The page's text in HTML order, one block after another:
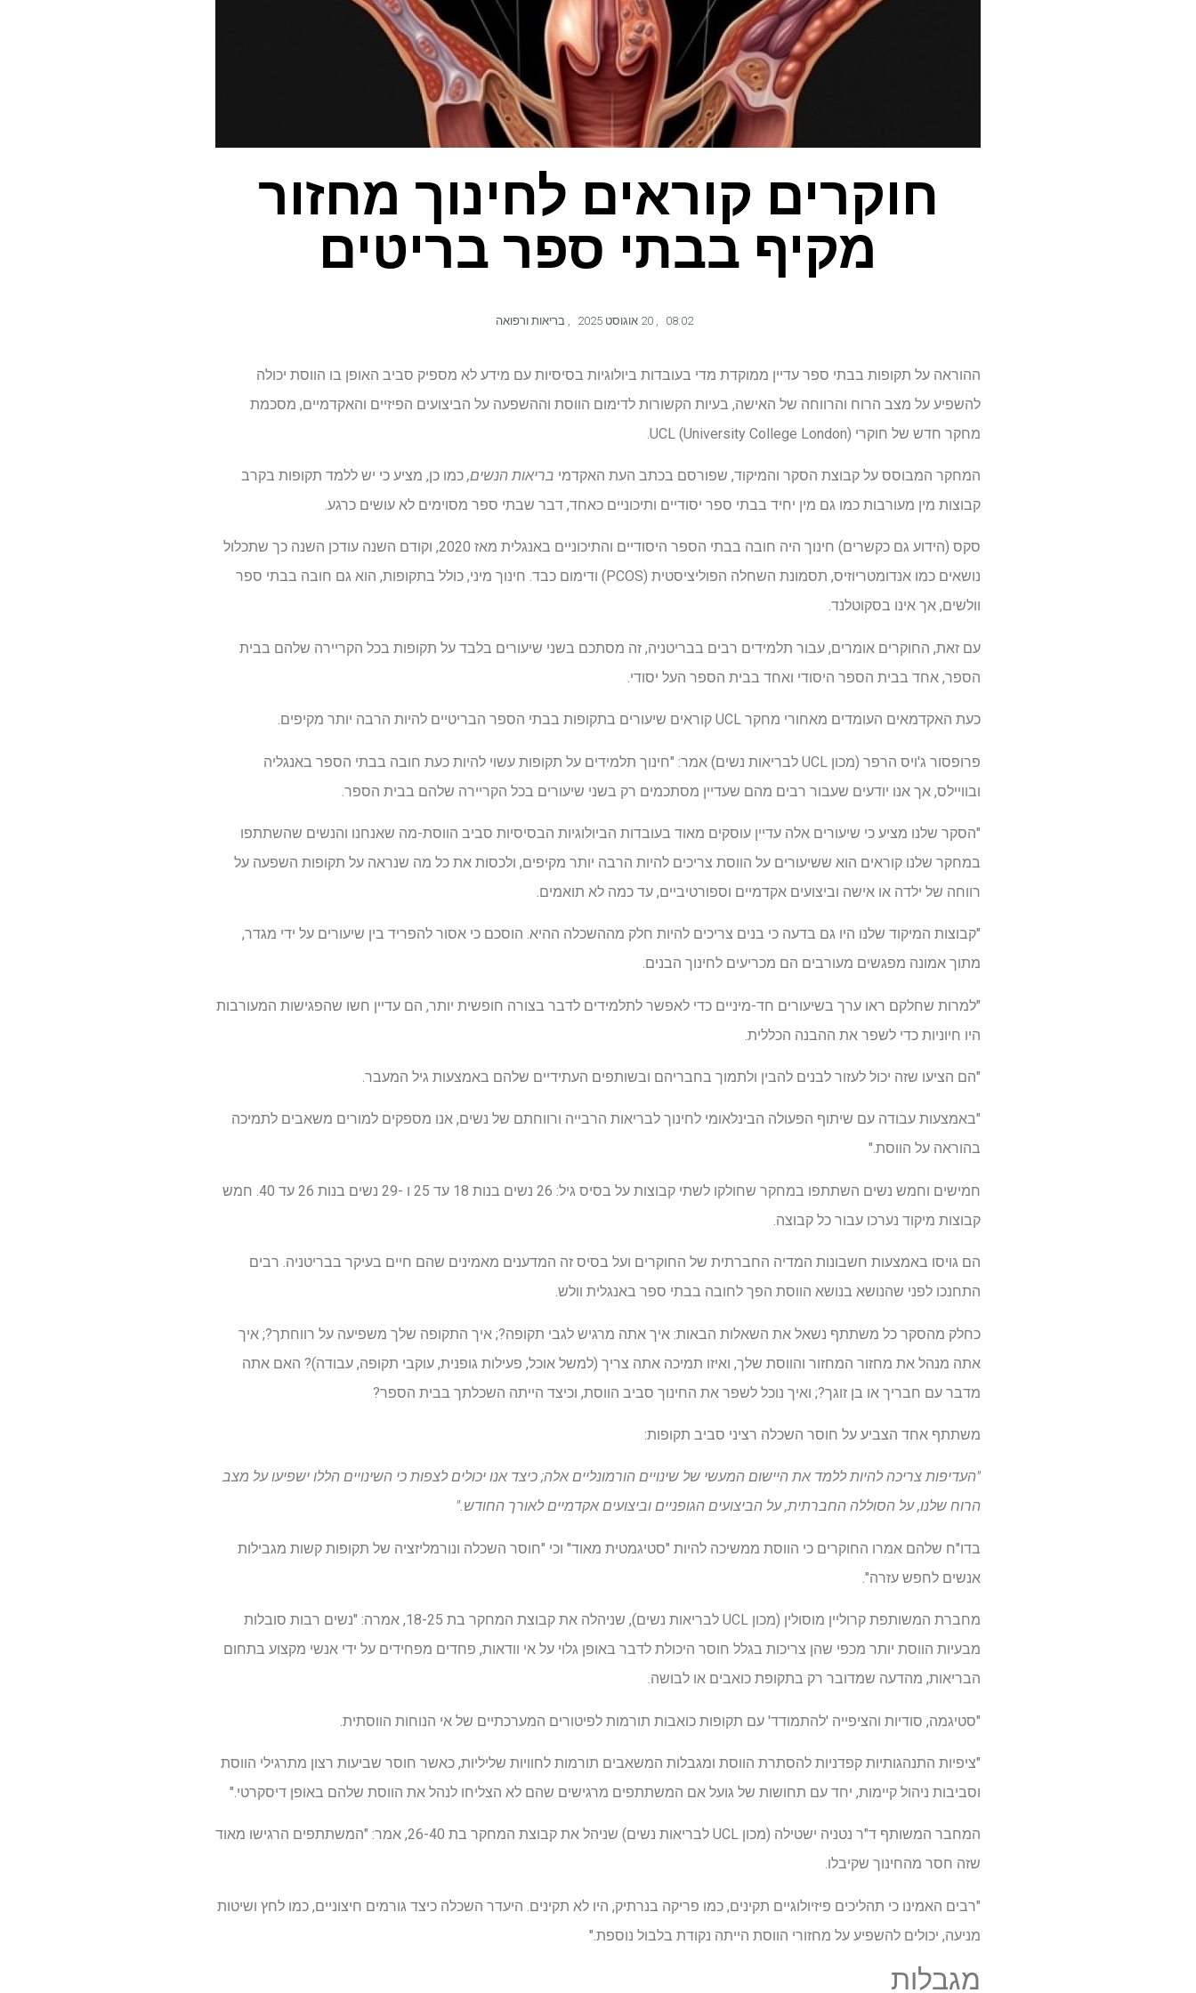
חוקרים קוראים לחינוך מחזור
מקיף בבתי ספר בריטים
08:02
,
, בריאות ורפואה
ההוראה על תקופות בבתי ספר עדיין ממוקדת מדי בעובדות ביולוגיות בסיסיות עם מידע לא מספיק סביב האופן בו הווסת יכולה
להשפיע על מצב הרוח והרווחה של האישה, בעיות הקשורות לדימום הווסת וההשפעה על הביצועים הפיזיים והאקדמיים, מסכמת
מחקר חדש של חוקרי UCL (University College London).
המחקר המבוסס על קבוצת הסקר והמיקוד, שפורסם בכתב העת האקדמי בריאות הנשים, כמו כן, מציע כי יש ללמד תקופות בקרב
קבוצות מין מעורבות כמו גם מין יחיד בבתי ספר יסודיים ותיכוניים כאחד, דבר שבתי ספר מסוימים לא עושים כרגע.
סקס (הידוע גם כקשרים) חינוך היה חובה בבתי הספר היסודיים והתיכוניים באנגלית מאז 2020, וקודם השנה עודכן השנה כך שתכלול
נושאים כמו אנדומטריוזיס, תסמונת השחלה הפוליציסטית (PCOS) ודימום כבד. חינוך מיני, כולל בתקופות, הוא גם חובה בבתי ספר
וולשים, אך אינו בסקוטלנד.
עם זאת, החוקרים אומרים, עבור תלמידים רבים בבריטניה, זה מסתכם בשני שיעורים בלבד על תקופות בכל הקריירה שלהם בבית
הספר, אחד בבית הספר היסודי ואחד בבית הספר העל יסודי.
כעת האקדמאים העומדים מאחורי מחקר UCL קוראים שיעורים בתקופות בבתי הספר הבריטיים להיות הרבה יותר מקיפים.
פרופסור ג'ויס הרפר (מכון UCL לבריאות נשים) אמר: "חינוך תלמידים על תקופות עשוי להיות כעת חובה בבתי הספר באנגליה
ובוויילס, אך אנו יודעים שעבור רבים מהם שעדיין מסתכמים רק בשני שיעורים בכל הקריירה שלהם בבית הספר.
"הסקר שלנו מציע כי שיעורים אלה עדיין עוסקים מאוד בעובדות הביולוגיות הבסיסיות סביב הווסת-מה שאנחנו והנשים שהשתתפו
במחקר שלנו קוראים הוא ששיעורים על הווסת צריכים להיות הרבה יותר מקיפים, ולכסות את כל מה שנראה על תקופות השפעה על
רווחה של ילדה או אישה וביצועים אקדמיים וספורטיביים, עד כמה לא תואמים.
"קבוצות המיקוד שלנו היו גם בדעה כי בנים צריכים להיות חלק מההשכלה ההיא. הוסכם כי אסור להפריד בין שיעורים על ידי מגדר,
מתוך אמונה מפגשים מעורבים הם מכריעים לחינוך הבנים.
"למרות שחלקם ראו ערך בשיעורים חד-מיניים כדי לאפשר לתלמידים לדבר בצורה חופשית יותר, הם עדיין חשו שהפגישות המעורבות
היו חיוניות כדי לשפר את ההבנה הכללית.
"הם הציעו שזה יכול לעזור לבנים להבין ולתמוך בחבריהם ובשותפים העתידיים שלהם באמצעות גיל המעבר.
"באמצעות עבודה עם שיתוף הפעולה הבינלאומי לחינוך לבריאות הרבייה ורווחתם של נשים, אנו מספקים למורים משאבים לתמיכה
בהוראה על הווסת."
חמישים וחמש נשים השתתפו במחקר שחולקו לשתי קבוצות על בסיס גיל: 26 נשים בנות 18 עד 25 ו -29 נשים בנות 26 עד 40. חמש
קבוצות מיקוד נערכו עבור כל קבוצה.
הם גויסו באמצעות חשבונות המדיה החברתית של החוקרים ועל בסיס זה המדענים מאמינים שהם חיים בעיקר בבריטניה. רבים
התחנכו לפני שהנושא בנושא הווסת הפך לחובה בבתי ספר באנגלית וולש.
כחלק מהסקר כל משתתף נשאל את השאלות הבאות: איך אתה מרגיש לגבי תקופה?; איך התקופה שלך משפיעה על רווחתך?; איך
אתה מנהל את מחזור המחזור והווסת שלך, ואיזו תמיכה אתה צריך (למשל אוכל, פעילות גופנית, עוקבי תקופה, עבודה)? האם אתה
מדבר עם חבריך או בן זוגך?; ואיך נוכל לשפר את החינוך סביב הווסת, וכיצד הייתה השכלתך בבית הספר?
משתתף אחד הצביע על חוסר השכלה רציני סביב תקופות:
"העדיפות צריכה להיות ללמד את היישום המעשי של שינויים הורמונליים אלה; כיצד אנו יכולים לצפות כי השינויים הללו ישפיעו על מצב
הרוח שלנו, על הסוללה החברתית, על הביצועים הגופניים וביצועים אקדמיים לאורך החודש."
בדו"ח שלהם אמרו החוקרים כי הווסת ממשיכה להיות "סטיגמטית מאוד" וכי "חוסר השכלה ונורמליזציה של תקופות קשות מגבילות
אנשים לחפש עזרה".
מחברת המשותפת קרוליין מוסולין (מכון UCL לבריאות נשים), שניהלה את קבוצת המחקר בת 18-25, אמרה: "נשים רבות סובלות
מבעיות הווסת יותר מכפי שהן צריכות בגלל חוסר היכולת לדבר באופן גלוי על אי וודאות, פחדים מפחידים על ידי אנשי מקצוע בתחום
הבריאות, מהדעה שמדובר רק בתקופת כואבים או לבושה.
"סטיגמה, סודיות והציפייה 'להתמודד' עם תקופות כואבות תורמות לפיטורים המערכתיים של אי הנוחות הווסתית.
"ציפיות התנהגותיות קפדניות להסתרת הווסת ומגבלות המשאבים תורמות לחוויות שליליות, כאשר חוסר שביעות רצון מתרגילי הווסת
וסביבות ניהול קיימות, יחד עם תחושות של גועל אם המשתתפים מרגישים שהם לא הצליחו לנהל את הווסת שלהם באופן דיסקרטי."
המחבר המשותף ד"ר נטניה ישטילה (מכון UCL לבריאות נשים) שניהל את קבוצת המחקר בת 26-40, אמר: "המשתתפים הרגישו מאוד
שזה חסר מהחינוך שקיבלו.
"רבים האמינו כי תהליכים פיזיולוגיים תקינים, כמו פריקה בנרתיק, היו לא תקינים. היעדר השכלה כיצד גורמים חיצוניים, כמו לחץ ושיטות
מניעה, יכולים להשפיע על מחזורי הווסת הייתה נקודת בלבול נוספת."
מגבלות